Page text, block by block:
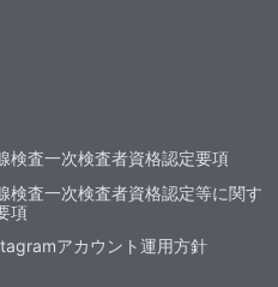
検査一次検査者資格認定要項
検査一次検査者資格認定等に関す
項
アカウント運用方針